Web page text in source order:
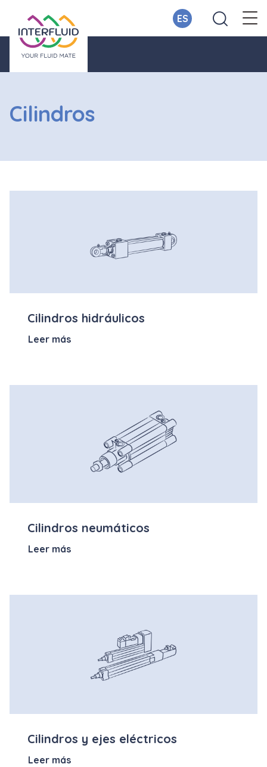
ES
Cilindros
Cilindros hidráulicos
Leer más
Cilindros neumáticos
Leer más
Cilindros y ejes eléctricos
Leer más